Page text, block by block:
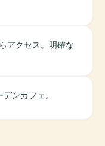
アクセス。明確な
ンカフェ。